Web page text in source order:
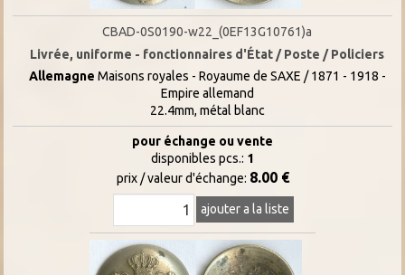
CBAD-0S0190-w22_(0EF13G10761)a
Livrée, uniforme - fonctionnaires d'État / Poste / Policiers
Allemagne Maisons royales - Royaume de SAXE / 1871 - 1918 -
Empire allemand
22.4mm, métal blanc
pour échange ou vente
disponibles pcs.: 1
prix / valeur d'échange: 8.00 €
ajouter a la liste